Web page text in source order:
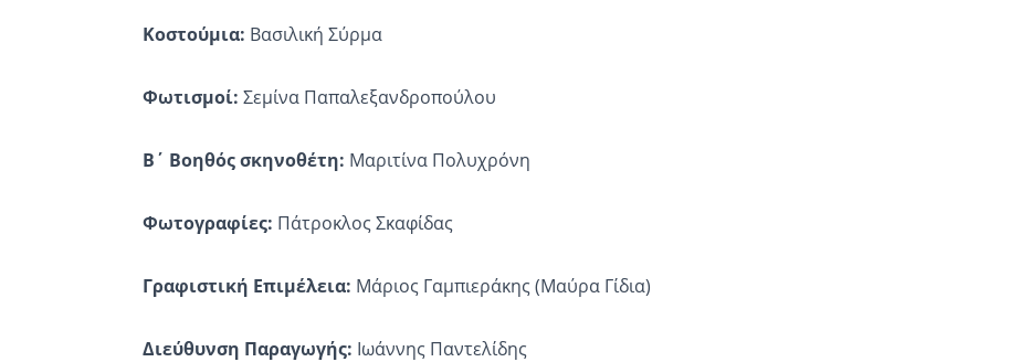
Κοστούμια: Βασιλική Σύρμα
Φωτισμοί: Σεμίνα Παπαλεξανδροπούλου
Β΄ Βοηθός σκηνοθέτη: Μαριτίνα Πολυχρόνη
Φωτογραφίες: Πάτροκλος Σκαφίδας
Γραφιστική Επιμέλεια: Μάριος Γαμπιεράκης (Μαύρα Γίδια)
Διεύθυνση Παραγωγής: Ιωάννης Παντελίδης